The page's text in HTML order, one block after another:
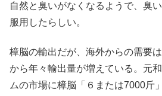
自然と臭いがなくなるようで、臭
服用したらしい。
樟脳の輸出だが、海外からの需要
から年々輸出量が増えている。元
ムの市場に樟脳「６または7000斤